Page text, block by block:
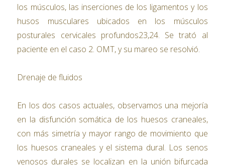
los músculos, las inserciones de los ligamentos y los
husos musculares ubicados en los músculos
posturales cervicales profundos23,24. Se trató al
paciente en el caso 2. OMT, y su mareo se resolvió.
Drenaje de fluidos
En los dos casos actuales, observamos una mejoría
en la disfunción somática de los huesos craneales,
con más simetría y mayor rango de movimiento que
los huesos craneales y el sistema dural. Los senos
venosos durales se localizan en la unión bifurcada